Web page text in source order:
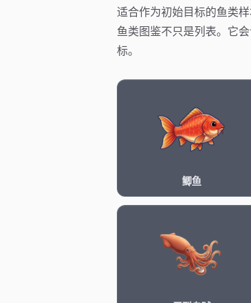
适合作为初始目标的鱼类
鱼类图鉴不只是列表。它
标。
鲫鱼